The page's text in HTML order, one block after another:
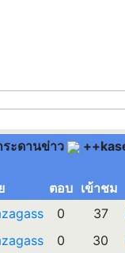
ระดานข่าว
ตอบ เข้าชม
0 37
0 30